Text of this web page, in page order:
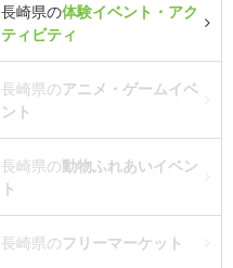
長崎県の体験イベント・アク
ティビティ
長崎県のアニメ・ゲームイベ
ント
長崎県の動物ふれあいイベン
ト
長崎県のフリーマーケット